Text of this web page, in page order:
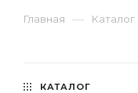
Главная — Каталог
КАТАЛОГ